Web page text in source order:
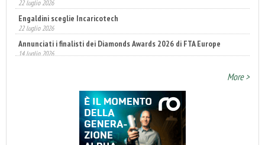
Engaldini sceglie Incaricotech
22 luglio 2026
Annunciati i finalisti dei Diamonds Awards 2026 di FTA Europe
14 luglio 2026
More >